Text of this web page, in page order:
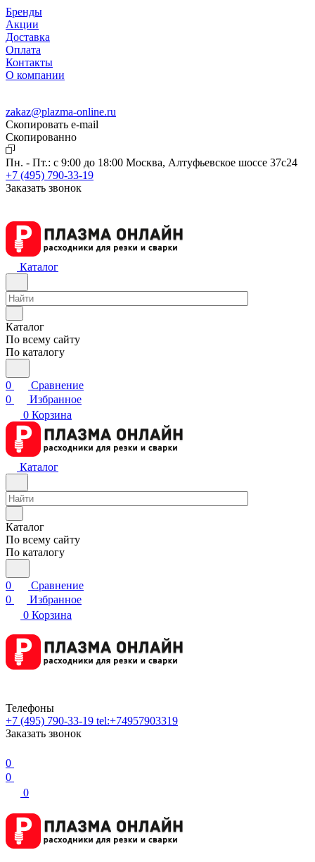
Бренды
Акции
Доставка
Оплата
Контакты
О компании
zakaz@plazma-online.ru
Скопировать e-mail
Cкопированно
Пн. - Пт.: с 9:00 до 18:00 Москва, Алтуфьевское шоссе 37с24
+7 (495) 790-33-19
Заказать звонок
Каталог
Каталог
По всему сайту
По каталогу
0
Сравнение
0
Избранное
0 Корзина
Каталог
Каталог
По всему сайту
По каталогу
0
Сравнение
0
Избранное
0 Корзина
Телефоны
+7 (495) 790-33-19 tel:+74957903319
Заказать звонок
0
0
0